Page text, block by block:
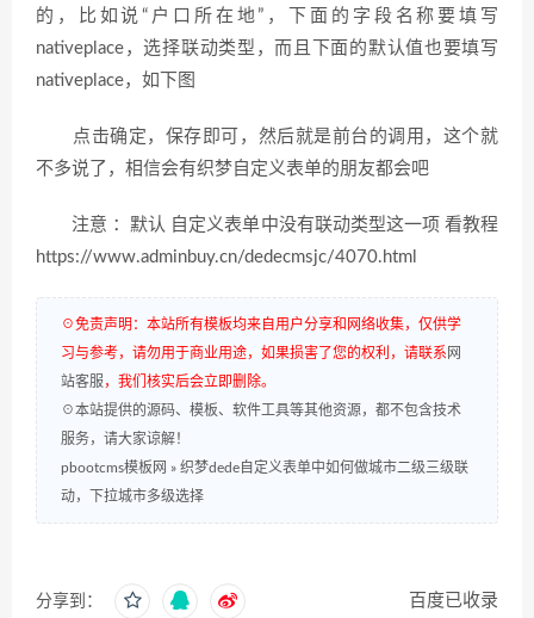
的，比如说“户口所在地”，下面的字段名称要填写
nativeplace，选择联动类型，而且下面的默认值也要填写
nativeplace，如下图
点击确定，保存即可，然后就是前台的调用，这个就
不多说了，相信会有织梦自定义表单的朋友都会吧
注意 ：默认 自定义表单中没有联动类型这一项 看教程
https://www.adminbuy.cn/dedecmsjc/4070.html
☉免责声明：本站所有模板均来自用户分享和网络收集，仅供学
习与参考，请勿用于商业用途，如果损害了您的权利，请联系 网
站客服，我们核实后会立即删除。
☉本站提供的源码、模板、软件工具等其他资源，都不包含技术
服务，请大家谅解！
pbootcms模板网 » 织梦dede自定义表单中如何做城市二级三级联
动，下拉城市多级选择
分享到： 百度已收录